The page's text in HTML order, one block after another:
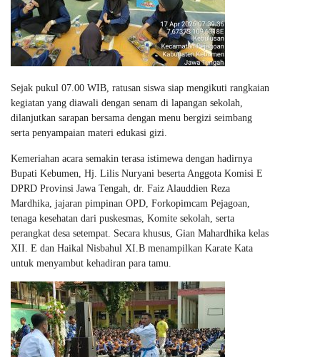
Sejak pukul 07.00 WIB, ratusan siswa siap mengikuti rangkaian
kegiatan yang diawali dengan senam di lapangan sekolah,
dilanjutkan sarapan bersama dengan menu bergizi seimbang
serta penyampaian materi edukasi gizi.
Kemeriahan acara semakin terasa istimewa dengan hadirnya
Bupati Kebumen, Hj. Lilis Nuryani beserta Anggota Komisi E
DPRD Provinsi Jawa Tengah, dr. Faiz Alauddien Reza
Mardhika, jajaran pimpinan OPD, Forkopimcam Pejagoan,
tenaga kesehatan dari puskesmas, Komite sekolah, serta
perangkat desa setempat. Secara khusus, Gian Mahardhika kelas
XII. E dan Haikal Nisbahul XI.B menampilkan Karate Kata
untuk menyambut kehadiran para tamu.